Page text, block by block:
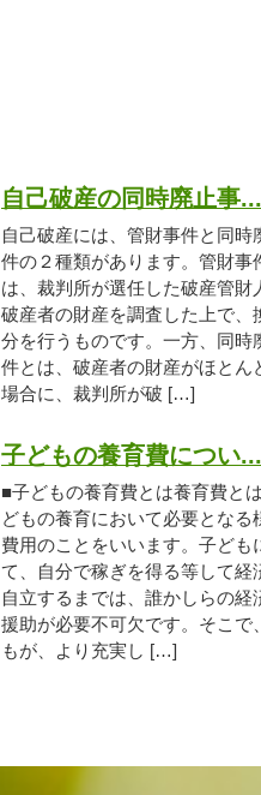
自己破産の同時廃止事...
自己破産には、管財事件と同時
件の２種類があります。管財事
は、裁判所が選任した破産管財
破産者の財産を調査した上で、
分を行うものです。一方、同時
件とは、破産者の財産がほとん
場合に、裁判所が破 […]
子どもの養育費につい...
■子どもの養育費とは養育費と
どもの養育において必要となる
費用のことをいいます。子ども
て、自分で稼ぎを得る等して経
自立するまでは、誰かしらの経
援助が必要不可欠です。そこで
もが、より充実し […]